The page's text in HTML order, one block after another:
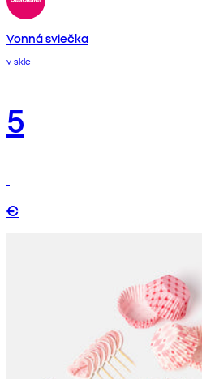
Vonná sviečka
v skle
5
€